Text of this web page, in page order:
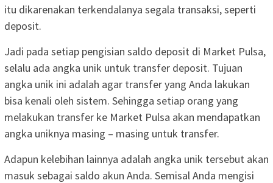
itu dikarenakan terkendalanya segala transaksi, seperti
deposit.
Jadi pada setiap pengisian saldo deposit di Market Pulsa,
selalu ada angka unik untuk transfer deposit. Tujuan
angka unik ini adalah agar transfer yang Anda lakukan
bisa kenali oleh sistem. Sehingga setiap orang yang
melakukan transfer ke Market Pulsa akan mendapatkan
angka uniknya masing – masing untuk transfer.
Adapun kelebihan lainnya adalah angka unik tersebut akan
masuk sebagai saldo akun Anda. Semisal Anda mengisi